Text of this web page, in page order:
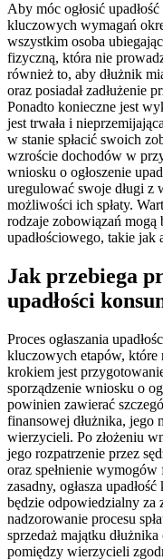
Aby móc ogłosić
kluczowych wymagań
wszystkim osoba
fizyczną, która nie
również to, aby dłużnik
oraz posiadał zadłużenie
Ponadto konieczne jest
jest trwała i
w stanie spłacić swoich
wzroście dochodów w
wniosku o ogłoszenie
uregulować swoje długi z
możliwości ich spłaty.
rodzaje zobowiązań mogą
upadłościowego, takie
Jak przebiega
upadłości
Proces ogłaszania
kluczowych etapów,
krokiem jest
sporządzenie wniosku o
powinien zawierać
finansowej dłużnika, jego
wierzycieli. Po złożeniu
jego rozpatrzenie przez
oraz spełnienie
zasadny, ogłasza
będzie odpowiedzialny za
nadzorowanie procesu
sprzedaż majątku
pomiędzy wierzycieli